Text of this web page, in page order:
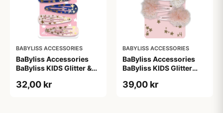
BABYLISS ACCESSORIES
BaByliss Accessories
BaByliss KIDS Glitter &
pieces
32,00 kr
BABYLISS ACCESSORIES
BaByliss Accessories
BaByliss KIDS Glitter
pieces
39,00 kr